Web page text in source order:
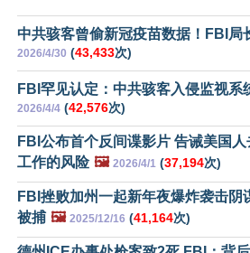
中共骇客曾偷新冠疫苗数据！FBI局
2026/4/30 (43,433次)
FBI罕见认定：中共骇客入侵监视系
2026/4/4 (42,576次)
FBI公布首个反间谍影片 告诫美国人
工作的风险 🖼️ 2026/4/1 (37,194次)
FBI挫败加州一起新年夜爆炸袭击阴
被捕 🖼️ 2025/12/16 (41,164次)